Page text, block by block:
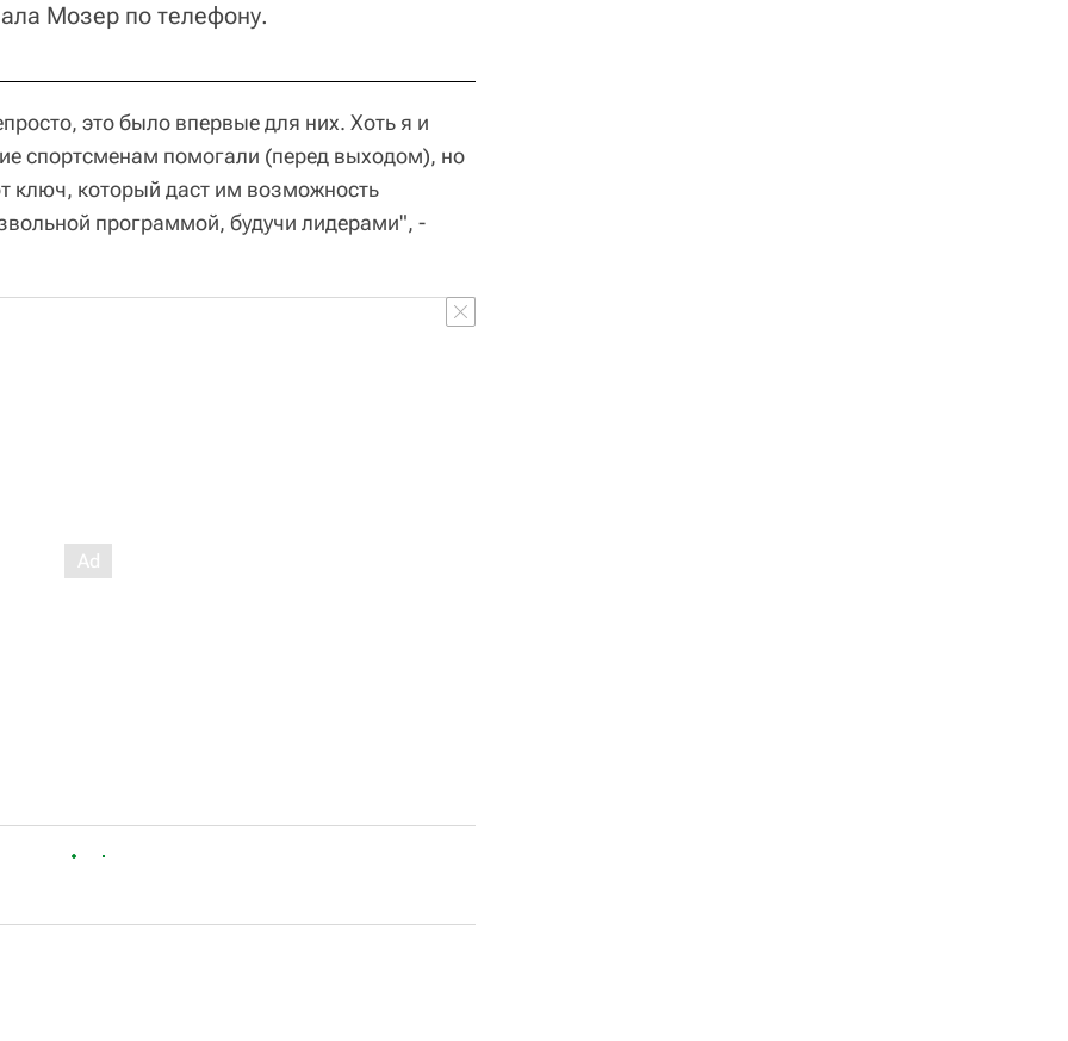
Мозер по телефону.
это было впервые для них. Хоть я и
спортсменам помогали (перед выходом), но
ключ, который даст им возможность
программой, будучи лидерами", -